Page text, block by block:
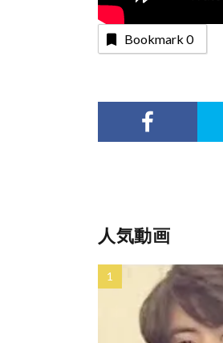
Bookmark 0
人気動画